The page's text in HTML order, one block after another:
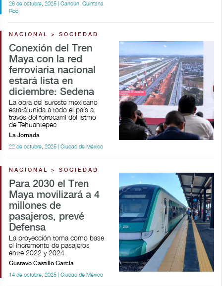
26 de octubre, 2025 | Cancún, Quintana
Roo
NACIONAL > SOCIEDAD
Conexión del Tren
Maya con la red
ferroviaria nacional
estará lista en
diciembre: Sedena
La obra del sureste mexicano
estará unida a todo el país a
través del ferrocarril del Istmo
de Tehuantepec
La Jornada
22 de octubre, 2025 | Ciudad de México
NACIONAL > SOCIEDAD
Para 2030 el Tren
Maya movilizará a 4
millones de
pasajeros, prevé
Defensa
La proyección toma como base
el incremento de pasajeros
entre 2022 y 2024
Gustavo Castillo García
14 de octubre, 2025 | Ciudad de México